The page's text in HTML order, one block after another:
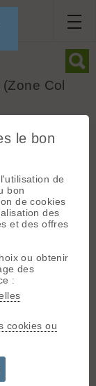
(Zone Col
le bon
de
bon
de cookies
des
et des offres
ou obtenir
des
:
cookies ou